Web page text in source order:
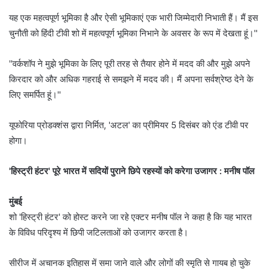
यह एक महत्वपूर्ण भूमिका है और ऐसी भूमिकाएं एक भारी जिम्मेदारी निभाती हैं। मैं इस
चुनौती को हिंदी टीवी शो में महत्वपूर्ण भूमिका निभाने के अवसर के रूप में देखता हूं।''
''वर्कशॉप ने मुझे भूमिका के लिए पूरी तरह से तैयार होने में मदद की और मुझे अपने
किरदार को और अधिक गहराई से समझने में मदद की। मैं अपना सर्वश्रेष्ठ देने के
लिए समर्पित हूं।''
यूफोरिया प्रोडक्शंस द्वारा निर्मित, 'अटल' का प्रीमियर 5 दिसंबर को एंड टीवी पर
होगा।
'हिस्ट्री हंटर' पूरे भारत में सदियों पुराने छिपे रहस्यों को करेगा उजागर : मनीष पॉल
मुंबई
शो 'हिस्ट्री हंटर' को होस्ट करने जा रहे एक्टर मनीष पॉल ने कहा है कि यह भारत
के विविध परिदृश्य में छिपी जटिलताओं को उजागर करता है।
सीरीज में अचानक इतिहास में समा जाने वाले और लोगों की स्‍मृति से गायब हो चुके